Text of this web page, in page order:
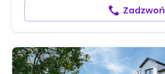
Zadzwoń